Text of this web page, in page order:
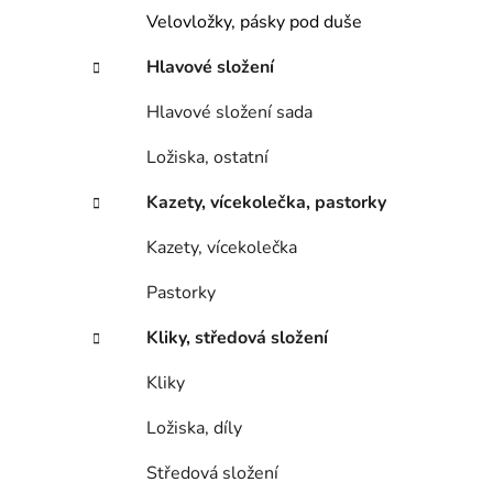
Velovložky, pásky pod duše
Hlavové složení
Hlavové složení sada
Ložiska, ostatní
Kazety, vícekolečka, pastorky
Kazety, vícekolečka
Pastorky
Kliky, středová složení
Kliky
Ložiska, díly
Středová složení